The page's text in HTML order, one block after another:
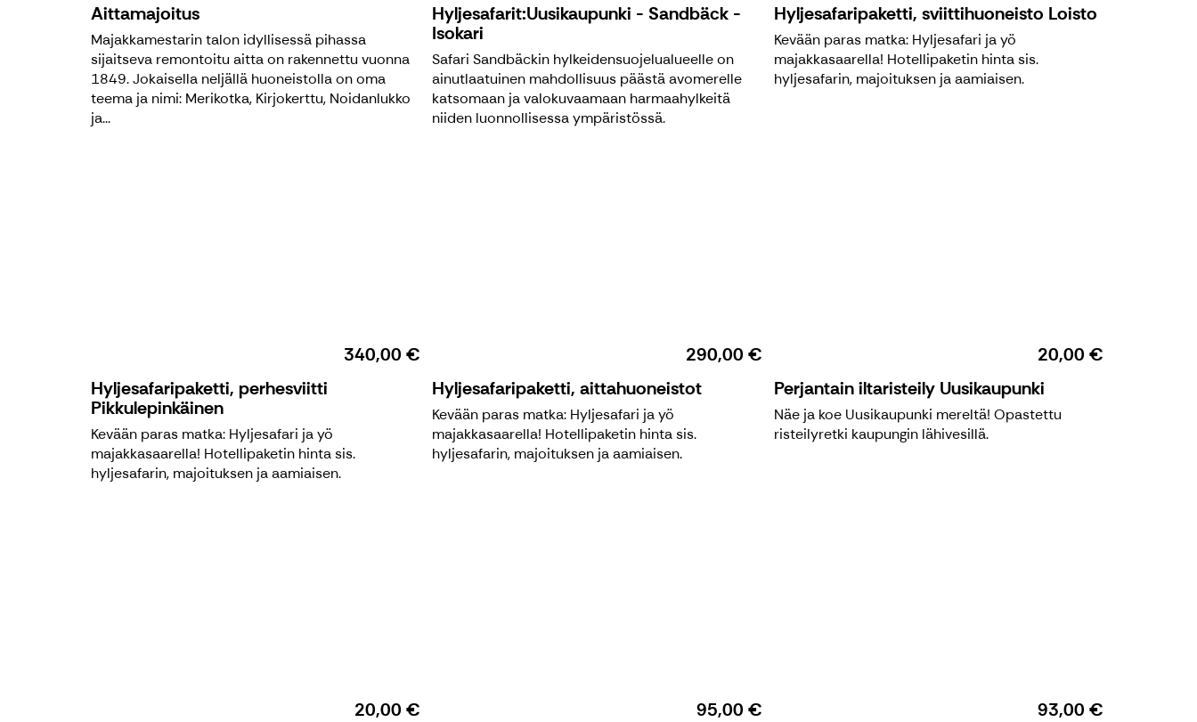
Aittamajoitus
Majakkamestarin talon idyllisessä pihassa
sijaitseva remontoitu aitta on rakennettu vuonna
1849. Jokaisella neljällä huoneistolla on oma
teema ja nimi: Merikotka, Kirjokerttu, Noidanlukko
ja...
Hyljesafarit:Uusikaupunki - Sandbäck -
Isokari
Safari Sandbäckin hylkeidensuojelualueelle on
ainutlaatuinen mahdollisuus päästä avomerelle
katsomaan ja valokuvaamaan harmaahylkeitä
niiden luonnollisessa ympäristössä.
Hyljesafaripaketti, sviittihuoneisto Loisto
Kevään paras matka: Hyljesafari ja yö
majakkasaarella! Hotellipaketin hinta sis.
hyljesafarin, majoituksen ja aamiaisen.
340,00 €
Hyljesafaripaketti, perhesviitti
Pikkulepinkäinen
Kevään paras matka: Hyljesafari ja yö
majakkasaarella! Hotellipaketin hinta sis.
hyljesafarin, majoituksen ja aamiaisen.
290,00 €
Hyljesafaripaketti, aittahuoneistot
Kevään paras matka: Hyljesafari ja yö
majakkasaarella! Hotellipaketin hinta sis.
hyljesafarin, majoituksen ja aamiaisen.
20,00 €
Perjantain iltaristeily Uusikaupunki
Näe ja koe Uusikaupunki mereltä! Opastettu
risteilyretki kaupungin lähivesillä.
20,00 €
95,00 €
93,00 €